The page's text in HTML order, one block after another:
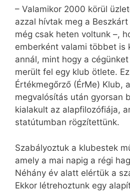
– Valamikor 2000 körül
azzal hívtak meg a
még csak heten voltunk –,
emberként valami többet is
annál, mint hogy a
merült fel egy klub ötlete.
Értékmegőrző (ÉrMe) Klub,
megvalósítás után gyorsan
kialakult az alapfilozófiája,
statútumban rögzítettünk.
Szabályoztuk a klubestek
amely a mai napig a régi
Néhány év alatt elértük a
Ekkor létrehoztunk egy